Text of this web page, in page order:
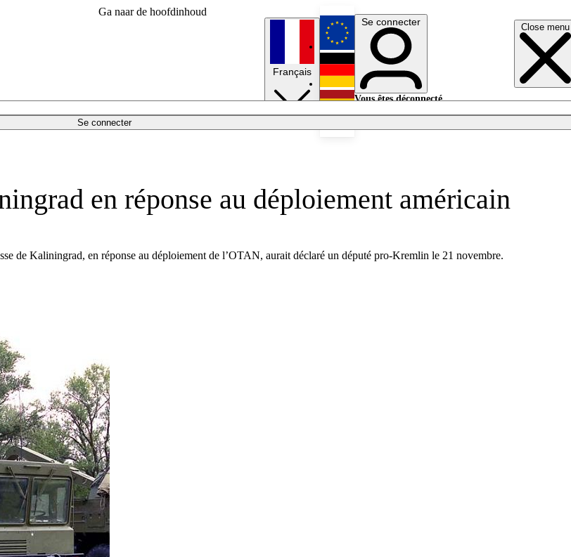
Ga naar de hoofdinhoud
Close menu
Se connecter
Français
English
Deutsch
Se connecter
Vous êtes déconnecté.
en réponse au déploiement américain
de Kaliningrad, en réponse au déploiement de l’OTAN, aurait déclaré un député pro-Kremlin le 21 novembre.